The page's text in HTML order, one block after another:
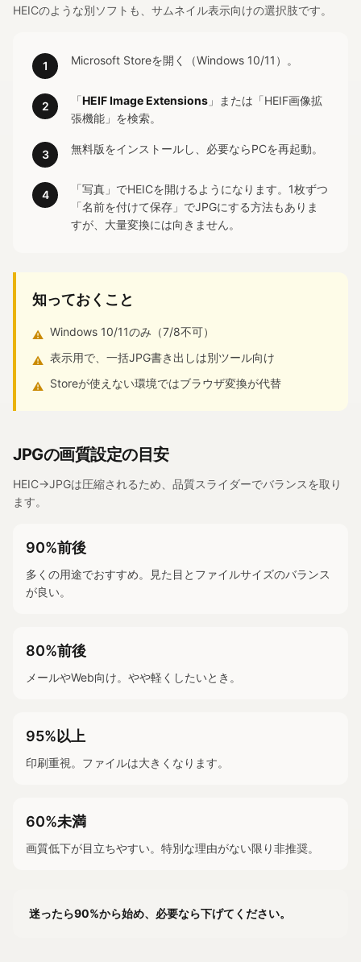
HEICのような別ソフトも、サムネイル表示向けの選択肢です。
1 Microsoft Storeを開く（Windows 10/11）。
2 「HEIF Image Extensions 」または「HEIF画像拡
張機能」を検索。
3 無料版をインストールし、必要ならPCを再起動。
4
「写真」でHEICを開けるようになります。1枚ずつ
「名前を付けて保存」でJPGにする方法もありま
すが、大量変換には向きません。
知っておくこと
⚠ Windows 10/11のみ（7/8不可）
⚠ 表示用で、一括JPG書き出しは別ツール向け
⚠ Storeが使えない環境ではブラウザ変換が代替
JPGの画質設定の目安
HEIC→JPGは圧縮されるため、品質スライダーでバランスを取り
ます。
90%前後
多くの用途でおすすめ。見た目とファイルサイズのバランス
が良い。
80%前後
メールやWeb向け。やや軽くしたいとき。
95%以上
印刷重視。ファイルは大きくなります。
60%未満
画質低下が目立ちやすい。特別な理由がない限り非推奨。
迷ったら90%から始め、必要なら下げてください。